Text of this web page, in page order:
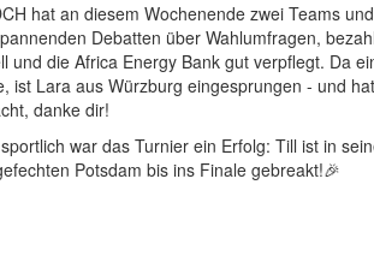
hat an diesem Wochenende zwei Teams
Debatten über Wahlumfragen,
und die Africa Energy Bank gut verpflegt. Da
ist Lara aus Würzburg eingesprungen - und
danke dir!
war das Turnier ein Erfolg: Till ist in
Potsdam bis ins Finale gebreakt!🎉